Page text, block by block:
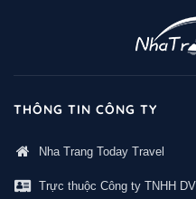
THÔNG TIN CÔNG TY
Nha Trang Today Travel
Trực thuộc Công ty TNHH